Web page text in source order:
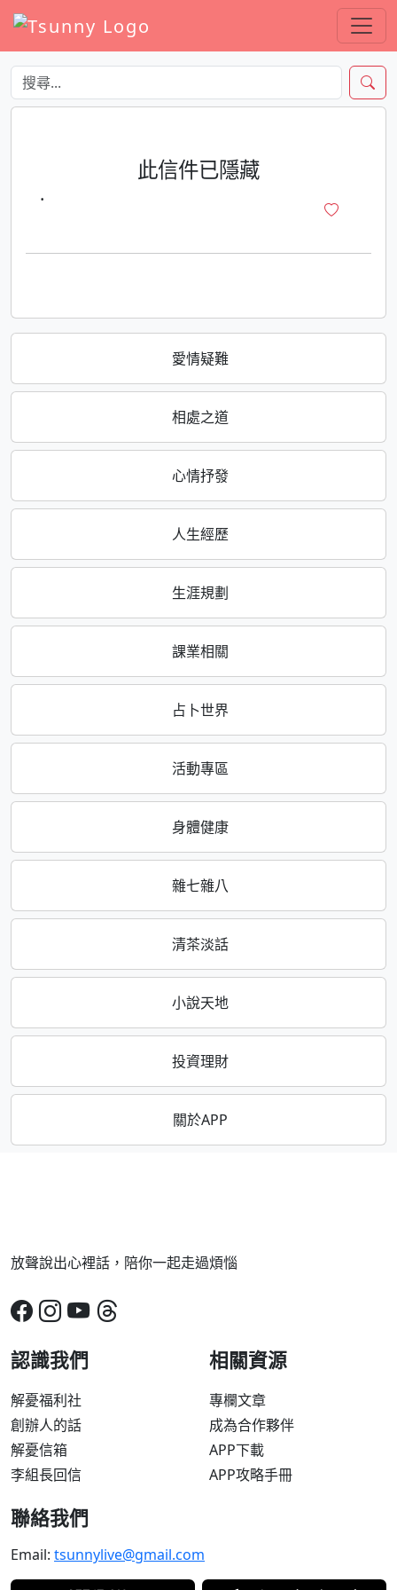
愛情疑難
相處之道
心情抒發
人生經歷
生涯規劃
課業相關
占卜世界
活動專區
身體健康
雜七雜八
清茶淡話
小說天地
投資理財
關於APP
此信件已隱藏
·
放聲說出心裡話，陪你一起走過煩惱
認識我們
解憂福利社
創辦人的話
解憂信箱
李組長回信
相關資源
專欄文章
成為合作夥伴
APP下載
APP攻略手冊
聯絡我們
Email: tsunnylive@gmail.com